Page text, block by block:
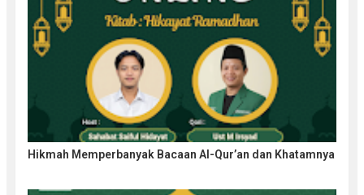
Hikmah Memperbanyak Bacaan Al-Qur’an dan Khatamnya